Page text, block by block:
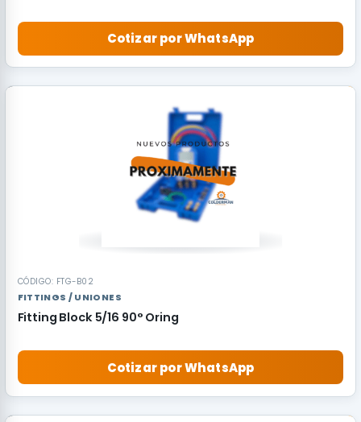
Cotizar por WhatsApp
CÓDIGO: FTG-B02
FITTINGS / UNIONES
Fitting Block 5/16 90° Oring
Cotizar por WhatsApp